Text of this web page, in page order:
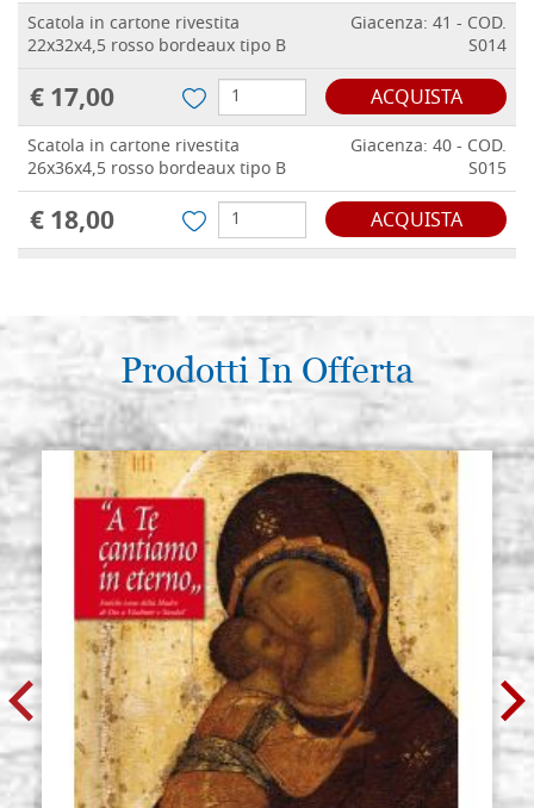
Scatola in cartone rivestita
22x32x4,5 rosso bordeaux tipo B
Giacenza: 41 - COD.
S014
€ 17,00 ACQUISTA
Scatola in cartone rivestita
26x36x4,5 rosso bordeaux tipo B
Giacenza: 40 - COD.
S015
€ 18,00 ACQUISTA
€ 16,00
€13,60
Scatola in cartone rivestita
32x42x4,5 rosso bordeaux tipo B
Giacenza: 32 - COD.
S017
€ 22,00 ACQUISTA
Scatola in cartone rivestita
37x52x4,5 rosso bordeaux tipo B
Giacenza: 18 - COD.
S018
€ 23,00 ACQUISTA
Scatola in cartone rivestita
42x52x4,5 rosso bordeaux tipo B
Giacenza: 19 - COD.
S019
€ 32,00 ACQUISTA
Scatola in cartone rivestita
Giacenza: 4 - COD.
Prodotti In Offerta